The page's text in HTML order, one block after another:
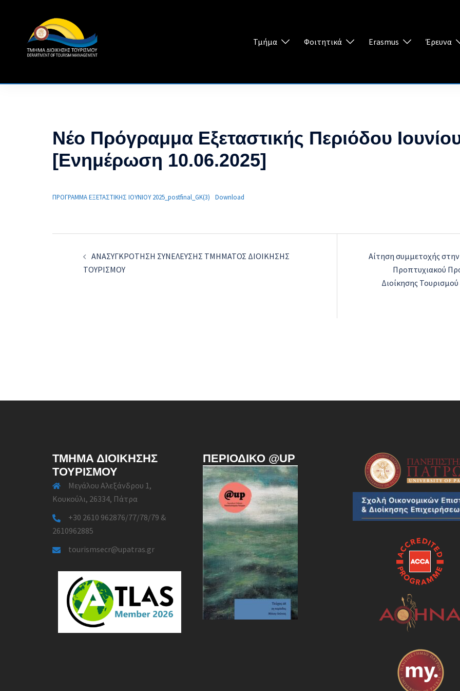
Τμήμα
Φοιτητικά Erasmus Έρευνα
Νέο Πρόγραμμα Εξεταστικής Περιόδου
[Ενημέρωση 10.06.2025]
ΠΡΟΓΡΑΜΜΑ ΕΞΕΤΑΣΤΙΚΗΣ ΙΟΥΝΙΟΥ 2025_postfinal_GK(3) Download
navigation
ΑΝΑΣΥΓΚΡΟΤΗΣΗ ΣΥΝΕΛΕΥΣΗΣ ΤΜΗΜΑΤΟΣ ΔΙΟΙΚΗΣΗΣ
ΤΟΥΡΙΣΜΟΥ
Αίτηση συμμετοχής
Προπτυχιακού
Διοίκησης
ΤΜΉΜΑ ΔΙΟΊΚΗΣΗΣ
ΤΟΥΡΙΣΜΟΎ
Μεγάλου Αλεξάνδρου 1,
Κουκούλι, 26334, Πάτρα
+30 2610 962876/77/78/79 &
2610962885
tourismsecr@upatras.gr
ΠΕΡΙΟΔΙΚΌ @UP